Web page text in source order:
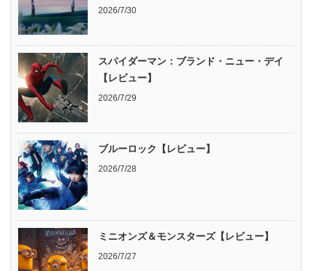
2026/7/30
スパイダーマン：ブランド・ニュー・デイ
【レビュー】
2026/7/29
ブルーロック【レビュー】
2026/7/28
ミニオンズ＆モンスターズ【レビュー】
2026/7/27